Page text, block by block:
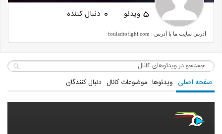
5 ویدئو 0 دنبال کننده
آدرس سایت ما با آدرس : fouladtofighi.com
صفحه اصلی ویدئوها موضوعات کانال دنبال کنندگان